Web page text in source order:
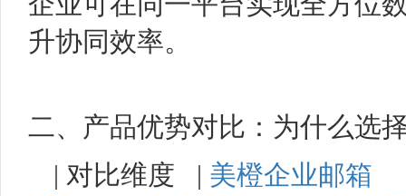
升协同效率。
二、产品优势对比：为什么选
| 对比维度 | 美橙企业邮箱